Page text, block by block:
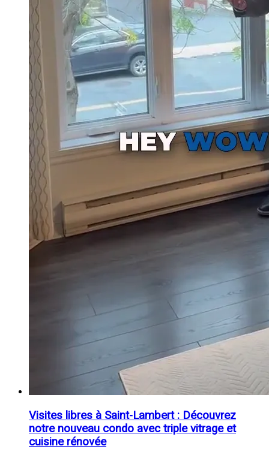
Visites libres à Saint-Lambert : Découvrez
notre nouveau condo avec triple vitrage et
cuisine rénovée